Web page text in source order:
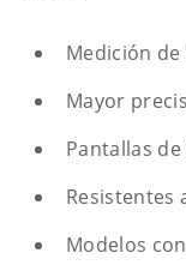
Medición
Mayor
Pantallas
Resistentes
Modelos